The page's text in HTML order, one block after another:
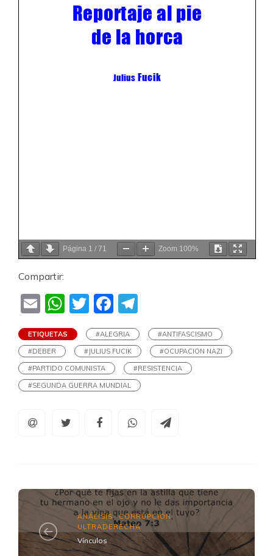
Página 1 / 71 Zoom 100%
Compartir:
EmailWhatsApp
TwitterFacebook
ETIQUETAS #ALEGRIA
#ANTIFASCISMO
#DEBER
#JULIUS FUCIK
#OCUPACION NAZI
#PARTIDO COMUNISTA
#RESISTENCIA
#SEGUNDA GUERRA MUNDIAL
ANÁLISIS, CORRUPCION,
ULTRADERECHA
Vínculos